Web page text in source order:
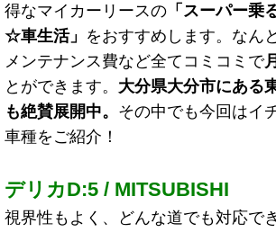
得なマイカーリースの 「スーパー乗
☆車生活」 をおすすめします。なん
メンテナンス費など全てコミコミで
とができます。 大分県大分市にある
も絶賛展開中。 その中でも今回はイ
車種をご紹介！
デリカD:5 / MITSUBISHI
視界性もよく、どんな道でも対応で